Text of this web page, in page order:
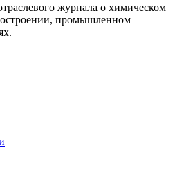
журнала о химическом
промышленном